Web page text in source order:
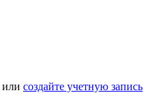
или создайте учетную запись